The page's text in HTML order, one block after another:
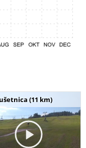
(11 km)